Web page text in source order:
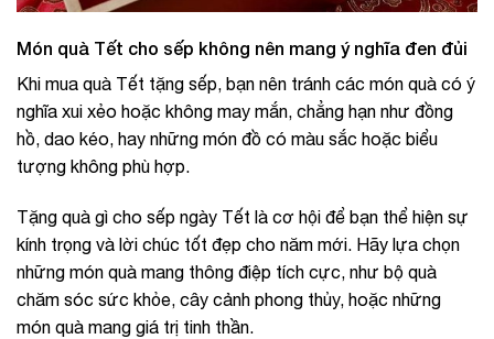
Món quà Tết cho sếp không nên mang ý nghĩa đen đủi
Khi mua quà Tết tặng sếp, bạn nên tránh các món quà có ý
nghĩa xui xẻo hoặc không may mắn, chẳng hạn như đồng
hồ, dao kéo, hay những món đồ có màu sắc hoặc biểu
tượng không phù hợp.
Tặng quà gì cho sếp ngày Tết là cơ hội để bạn thể hiện sự
kính trọng và lời chúc tốt đẹp cho năm mới. Hãy lựa chọn
những món quà mang thông điệp tích cực, như bộ quà
chăm sóc sức khỏe, cây cảnh phong thủy, hoặc những
món quà mang giá trị tinh thần.